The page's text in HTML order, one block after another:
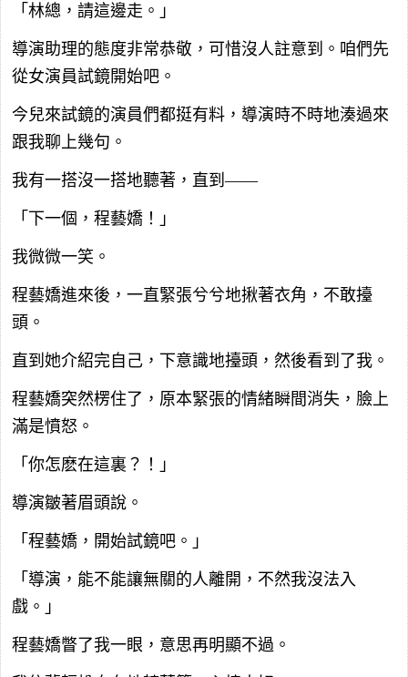
「林總，請這邊走。」
導演助理的態度非常恭敬，可惜沒人註意到。咱們先
從女演員試鏡開始吧。
今兒來試鏡的演員們都挺有料，導演時不時地湊過來
跟我聊上幾句。
我有一搭沒一搭地聽著，直到——
「下一個，程藝嬌！」
我微微一笑。
程藝嬌進來後，一直緊張兮兮地揪著衣角，不敢擡
頭。
直到她介紹完自己，下意識地擡頭，然後看到了我。
程藝嬌突然楞住了，原本緊張的情緒瞬間消失，臉上
滿是憤怒。
「你怎麽在這裏？！」
導演皺著眉頭說。
「程藝嬌，開始試鏡吧。」
「導演，能不能讓無關的人離開，不然我沒法入
戲。」
程藝嬌瞥了我一眼，意思再明顯不過。